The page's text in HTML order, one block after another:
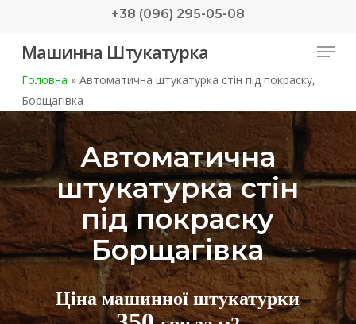
main
+38 (096) 295-05-08
Машинна Штукатурка Menu
Головна »Автоматична штукатурка стін під покраску,
Борщагівка
Автоматична
штукатурка стін
під покраску
Борщагівка
Ціна машинної штукатурки